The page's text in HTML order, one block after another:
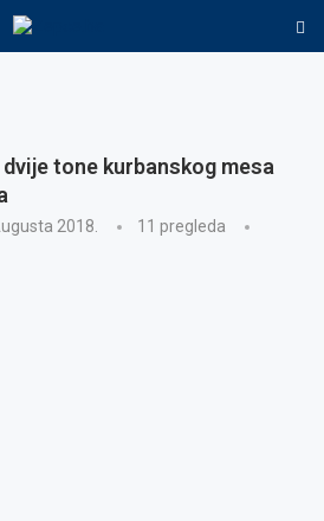
tone kurbanskog mesa
2018. 11 pregleda